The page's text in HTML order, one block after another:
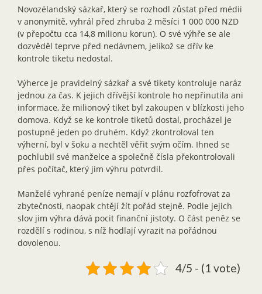
Novozélandský sázkař, který se rozhodl zůstat před médii
v anonymitě, vyhrál před zhruba 2 měsíci 1 000 000 NZD
(v přepočtu cca 14,8 milionu korun). O své výhře se ale
dozvěděl teprve před nedávnem, jelikož se dřív ke
kontrole tiketu nedostal.
Výherce je pravidelný sázkař a své tikety kontroluje naráz
jednou za čas. K jejich dřívější kontrole ho nepřinutila ani
informace, že milionový tiket byl zakoupen v blízkosti jeho
domova. Když se ke kontrole tiketů dostal, procházel je
postupně jeden po druhém. Když zkontroloval ten
výherní, byl v šoku a nechtěl věřit svým očím. Ihned se
pochlubil své manželce a společně čísla překontrolovali
přes počítač, který jim výhru potvrdil.
Manželé vyhrané peníze nemají v plánu rozfofrovat za
zbytečnosti, naopak chtějí žít pořád stejně. Podle jejich
slov jim výhra dává pocit finanční jistoty. O část peněz se
rozdělí s rodinou, s níž hodlají vyrazit na pořádnou
dovolenou.
4/5 - (1 vote)